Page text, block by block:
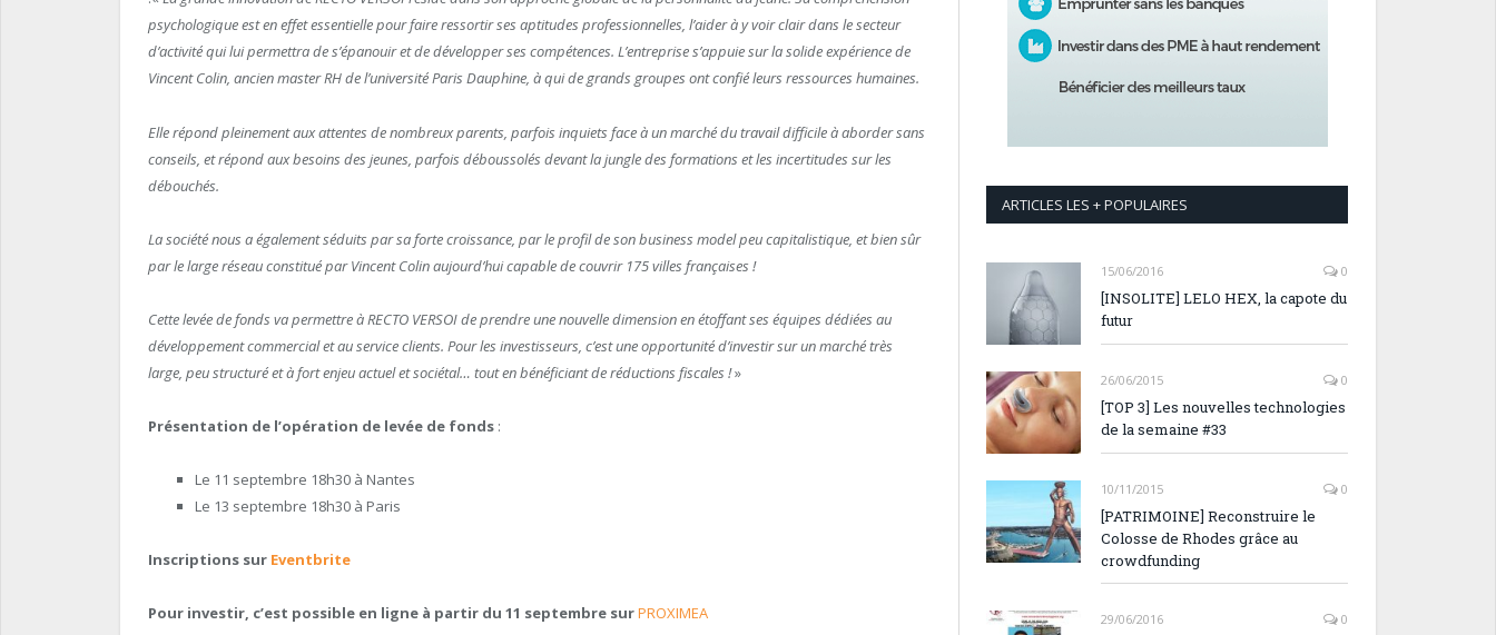
psychologique est en effet essentielle pour faire ressortir ses aptitudes professionnelles, l’aider à y voir clair dans le secteur
d’activité qui lui permettra de s’épanouir et de développer ses compétences. L’entreprise s’appuie sur la solide expérience de
Vincent Colin, ancien master RH de l’université Paris Dauphine, à qui de grands groupes ont confié leurs ressources humaines.
Elle répond pleinement aux attentes de nombreux parents, parfois inquiets face à un marché du travail difficile à aborder sans
conseils, et répond aux besoins des jeunes, parfois déboussolés devant la jungle des formations et les incertitudes sur les
débouchés.
La société nous a également séduits par sa forte croissance, par le profil de son business model peu capitalistique, et bien sûr
par le large réseau constitué par Vincent Colin aujourd’hui capable de couvrir 175 villes françaises !
Cette levée de fonds va permettre à RECTO VERSOI de prendre une nouvelle dimension en étoffant ses équipes dédiées au
développement commercial et au service clients. Pour les investisseurs, c’est une opportunité d’investir sur un marché très
large, peu structuré et à fort enjeu actuel et sociétal… tout en bénéficiant de réductions fiscales !»
Présentation de l’opération de levée de fonds :
Le 11 septembre 18h30 à Nantes
Le 13 septembre 18h30 à Paris
Inscriptions sur Eventbrite
Pour investir, c’est possible en ligne à partir du 11 septembre surPROXIMEA
ARTICLES LES + POPULAIRES
15/06/2016 0
[INSOLITE] LELO HEX, la capote du
futur
26/06/2015 0
[TOP 3] Les nouvelles technologies
de la semaine #33
10/11/2015 0
[PATRIMOINE] Reconstruire le
Colosse de Rhodes grâce au
crowdfunding
29/06/2016 0